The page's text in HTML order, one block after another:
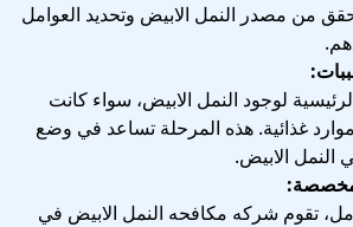
من مصدر النمل الابيض وتحديد العوامل
لوجود النمل الابيض، سواء كانت
غذائية. هذه المرحلة تساعد في وضع
النمل الابيض.
تقوم شركه مكافحه النمل الابيض في